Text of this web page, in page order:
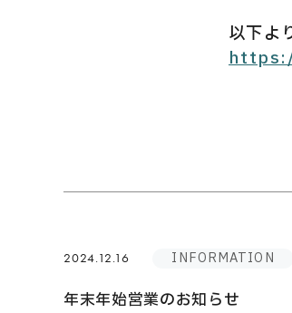
以下よ
2024.12.16 INFORMATION
年末年始営業のお知らせ